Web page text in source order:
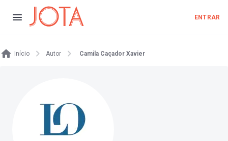
ENTRAR
Início Autor Camila Caçador Xavier